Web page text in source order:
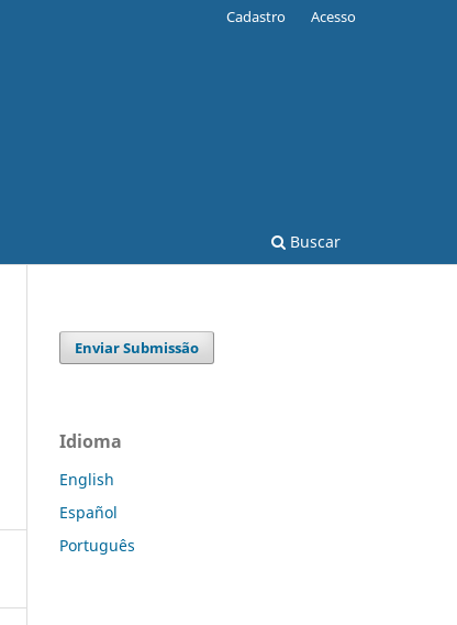
Buscar
Cadastro Acesso
Enviar Submissão
Idioma
English
Español
Português